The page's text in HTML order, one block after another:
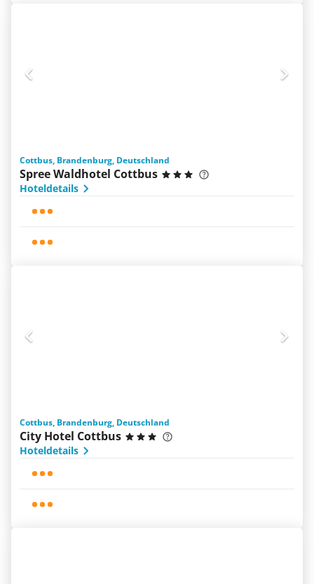
Cottbus, Brandenburg, Deutschland
Spree Waldhotel Cottbus
Hoteldetails
Cottbus, Brandenburg, Deutschland
City Hotel Cottbus
Hoteldetails